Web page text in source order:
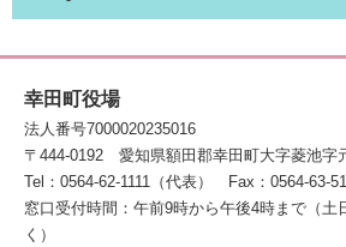
幸田町役場
法人番号7000020235016
〒444-0192
愛知県額田郡幸田町大字菱池字
Tel：0564-62-1111（代表）
Fax：0564-63-
窓口受付時間：午前9時から午後4時まで（土
く）